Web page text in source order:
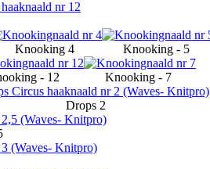
Knooking 4 Knooking - 5
- 12 Knooking - 7
Drops 2